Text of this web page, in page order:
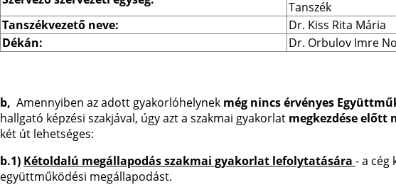
Tanszék
Tanszékvezető neve:
Dr. Kiss Rita Mária
Dékán:
Dr. Orbulov Imre
b, Amennyiben az adott gyakorlóhelynek még nincs érvényes
hallgató képzési szakjával, úgy azt a szakmai gyakorlat megkezdése előtt
két út lehetséges:
b.1) Kétoldalú megállapodás szakmai gyakorlat lefolytatására- a cég
együttműködési megállapodást.